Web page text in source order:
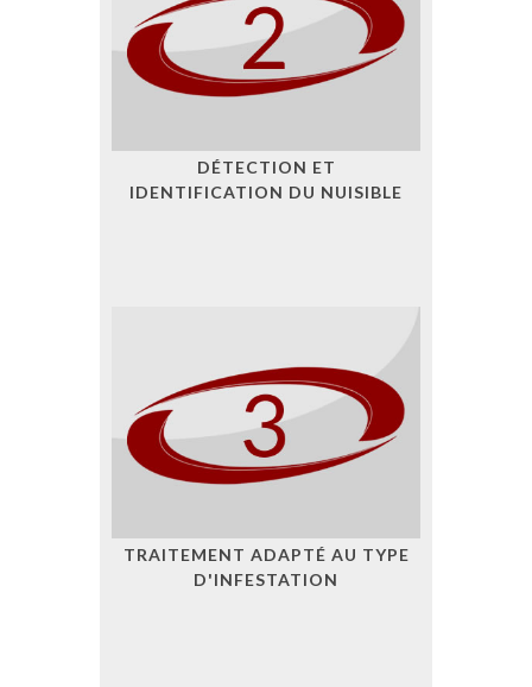
DÉTECTION ET
IDENTIFICATION DU NUISIBLE
TRAITEMENT ADAPTÉ AU TYPE
D'INFESTATION